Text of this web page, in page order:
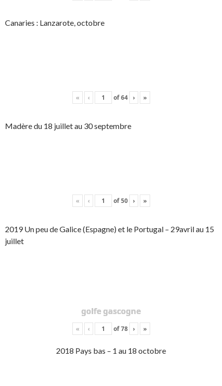
Canaries : Lanzarote, octobre
« ‹ of64 › »
Madère du 18 juillet au 30 septembre
« ‹ of50 › »
2019 Un peu de Galice (Espagne) et le Portugal – 29avril au 15
juillet
golfe gascogne
« ‹ of78 › »
2018 Pays bas – 1 au 18 octobre